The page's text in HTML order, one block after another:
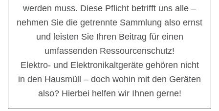
werden muss. Diese Pflicht betrifft uns alle –
nehmen Sie die getrennte Sammlung also ernst
und leisten Sie Ihren Beitrag für einen
umfassenden Ressourcenschutz!
Elektro- und Elektronikaltgeräte gehören nicht
in den Hausmüll – doch wohin mit den Geräten
also? Hierbei helfen wir Ihnen gerne!